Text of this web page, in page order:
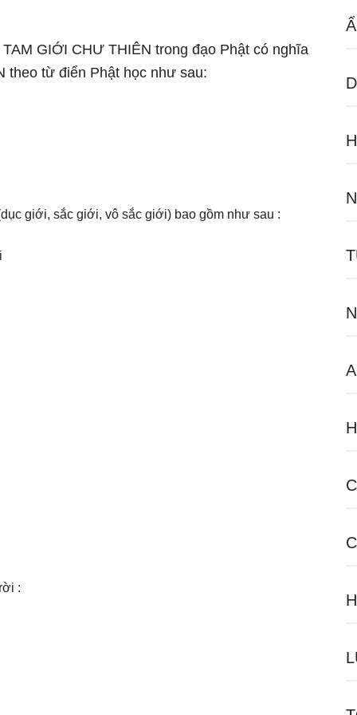
GIỚI CHƯ THIÊN trong đạo Phật có nghĩa
theo từ điển Phật học như sau:
giới, sắc giới, vô sắc giới) bao gồm như sau :
: